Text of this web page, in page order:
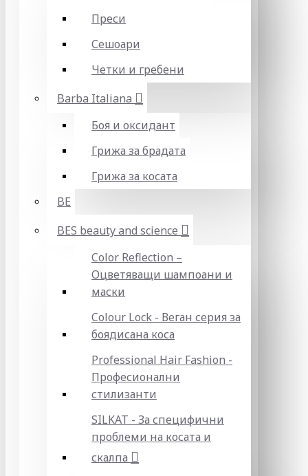
Преси
Сешоари
Четки и гребени
Barba Italiana
Боя и оксидант
Грижа за брадата
Грижа за косата
BE
BES beauty and science
Color Reflection –
Оцветяващи шампоани и
маски
Colour Lock - Веган серия за
боядисана коса
Professional Hair Fashion -
Професионални
стилизанти
SILKAT - За специфични
проблеми на косата и
скалпа